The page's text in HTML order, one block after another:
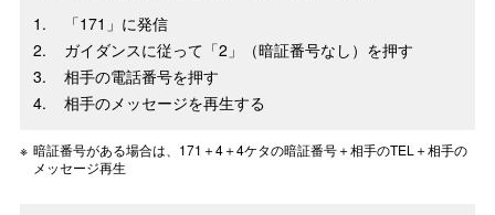
「171」に発信
ガイダンスに従って「2」（暗証番号なし）を押す
相手の電話番号を押す
相手のメッセージを再生する
暗証番号がある場合は、171＋4＋4ケタの暗証番号＋相手のTEL＋相手の
メッセージ再生